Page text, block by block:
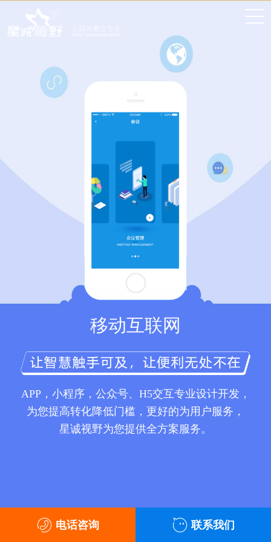
移动互联网
APP，小程序，公众号、H5交互专业设计开发，
为您提高转化降低门槛，更好的为用户服务，
星诚视野为您提供全方案服务。
电话咨询 联系我们